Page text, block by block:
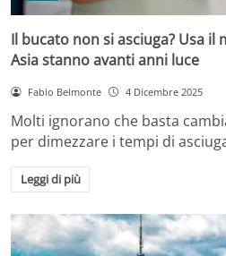
Il bucato non si asciuga? Usa il
Asia stanno avanti anni luce
Fabio Belmonte 4 Dicembre 2025
Molti ignorano che basta
per dimezzare i tempi di
Leggi di più